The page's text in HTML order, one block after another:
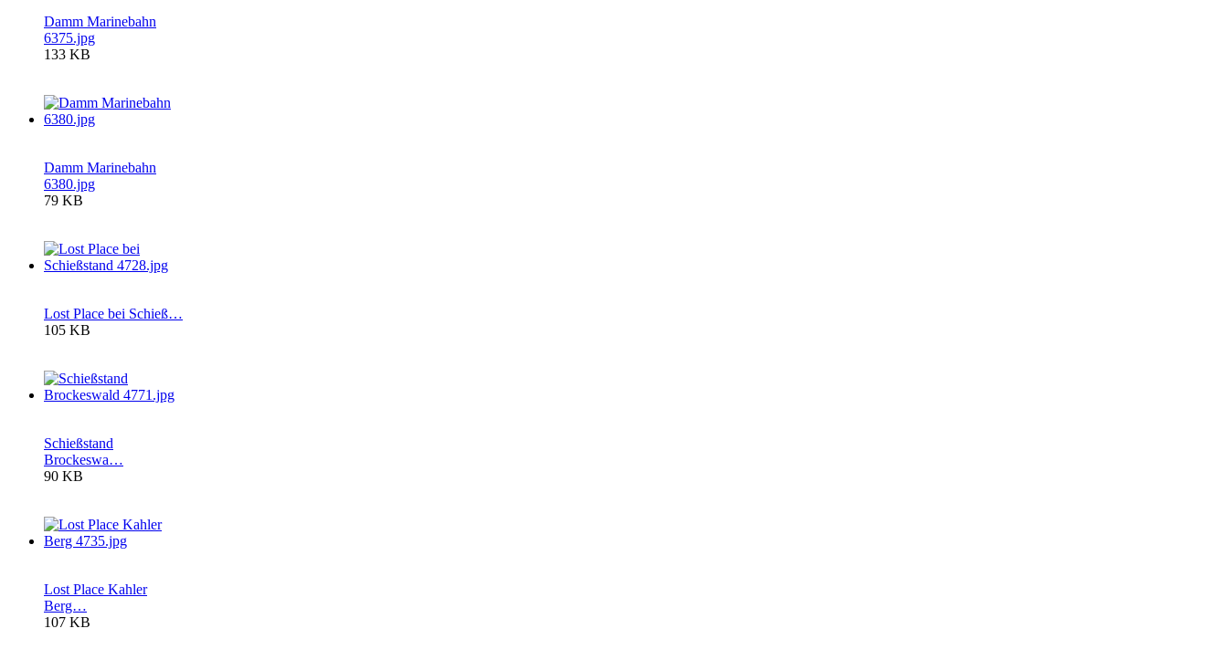
Damm Marinebahn
6375.jpg
133 KB
Damm Marinebahn
6380.jpg
79 KB
Lost Place bei Schieß…
105 KB
Schießstand
Brockeswa…
90 KB
Lost Place Kahler
Berg…
107 KB